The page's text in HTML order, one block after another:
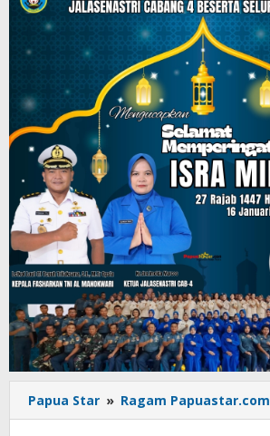
Papua Star » Ragam Papuastar.com